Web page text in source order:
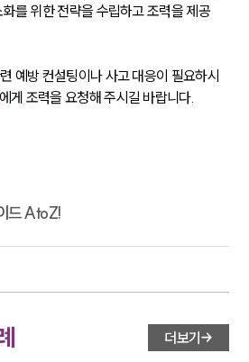
법률상담예약
를 위한 전략을 수립하고 조력을 제공
예방 컨설팅이나 사고 대응이 필요하시
게 조력을 요청해 주시길 바랍니다.
드 A to Z!
더보기